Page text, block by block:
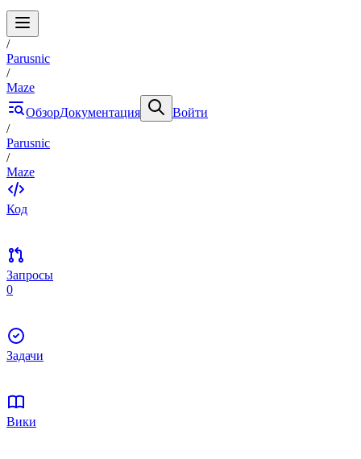
/
Parusnic
/
Maze
ОбзорДокументация
Войти
/
Parusnic
/
Maze
Код
Запросы
0
Задачи
Вики